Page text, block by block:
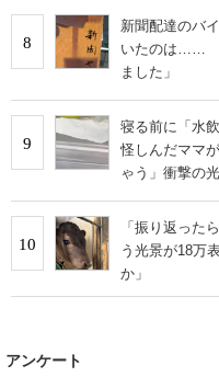
8
新聞配達のバ
いたのは……
ました」
9
寝る前に「水
怪しんだママ
ゃう」衝撃の
10
「振り返った
う光景が18万
か」
アンケート